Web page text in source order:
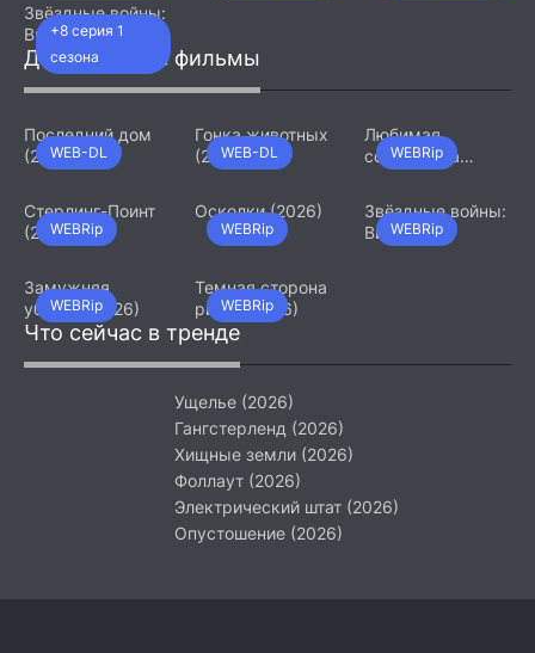
+8 серия 1
сезона
Звёздные войны:
Видения.
Девятый джедай
(2026)
Добавленные фильмы
WEB-DL
Последний дом
(2026)
WEB-DL
Гонка животных
(2026)
WEBRip
Любимая
сотрудница
WEBRip
Стерлинг-Поинт
(2026)
WEBRip
Осколки (2026)
WEBRip
Звёздные войны:
Видения.
WEBRip
Замужняя
убийца (2026)
WEBRip
Темная сторона
ринга (2026)
Что сейчас в тренде
Ущелье (2026)
Гангстерленд (2026)
Хищные земли (2026)
Фоллаут (2026)
Электрический штат (2026)
Опустошение (2026)